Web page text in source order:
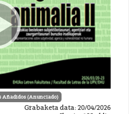
Añadidos (Anunciado)
Grabaketa data: 20/04/2026